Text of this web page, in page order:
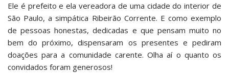
Ele é prefeito e ela vereadora de uma cidade do interior de
São Paulo, a simpática Ribeirão Corrente. E como exemplo
de pessoas honestas, dedicadas e que pensam muito no
bem do próximo, dispensaram os presentes e pediram
doações para a comunidade carente. Olha aí o quanto os
convidados foram generosos!